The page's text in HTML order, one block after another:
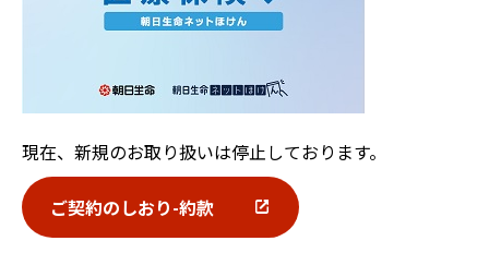
現在、新規のお取り扱いは停止しております。
ご契約のしおり-約款